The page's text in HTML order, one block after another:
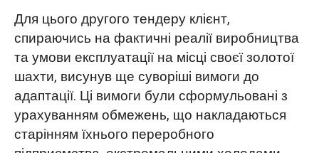
Для цього другого тендеру клієнт,
спираючись на фактичні реалії виробництва
та умови експлуатації на місці своєї золотої
шахти, висунув ще суворіші вимоги до
адаптації. Ці вимоги були сформульовані з
урахуванням обмежень, що накладаються
старінням їхнього переробного